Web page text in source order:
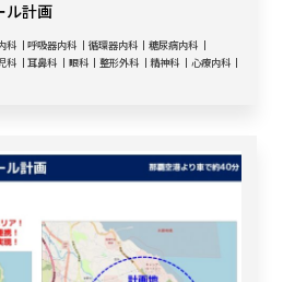
ル計画
科 呼吸器内科 循環器内科
糖尿病内科
科 耳鼻科 眼科 整形外科 精神科
心療内科